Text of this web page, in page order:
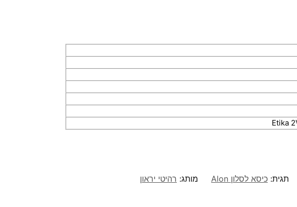
תגית: כיסא לסלון Alon מותג: רהיטי יראון